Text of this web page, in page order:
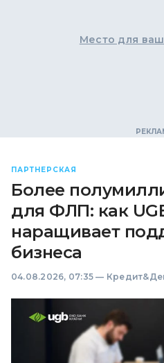
Место для
ПАРТНЕРСКАЯ
Более
для ФЛП: как
наращивает
бизнеса
04.08.2026, 07:35 —